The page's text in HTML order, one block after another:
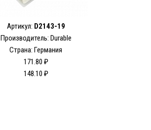
Артикул: D2143-19
Производитель: Durable
Страна: Германия
171.80 ₽
148.10 ₽